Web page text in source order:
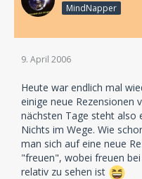
MindNapper
9. April 2006
Heute war endlich mal
einige neue Rezensionen
nächsten Tage steht also
Nichts im Wege. Wie
man sich auf eine neue
"freuen", wobei freuen
relativ zu sehen ist